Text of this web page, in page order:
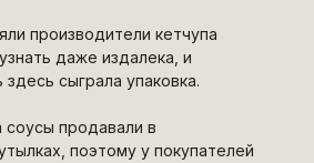
производители кетчупа
даже издалека, и
сыграла упаковка.
соусы продавали в
поэтому у покупателей